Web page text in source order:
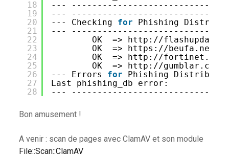
18
19
20
21
22
23
24
25
26
27
28
---
---
--- Checking for
Phishing
---
OK  => http: //flashupdate
OK  => https: //beufa .net
OK  => http: //fortinet .com
OK  => http: //gumblar .cn
--- Errors for
Phishing
Last phishing_db error:
---
Bon amusement !
A venir : scan de pages avec ClamAV et son module
File::Scan::ClamAV